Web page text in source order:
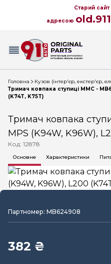
Старий
адресою
Головна
Кузов (інтер'єр, екстер'єр,
Тримач ковпака ступиці MMC -
(K74T, K75T)
Тримач ковпака
MPS (K94W, K96W),
Код: 12878
Основне Характеристики
Партномер: MB624908
382 ₴